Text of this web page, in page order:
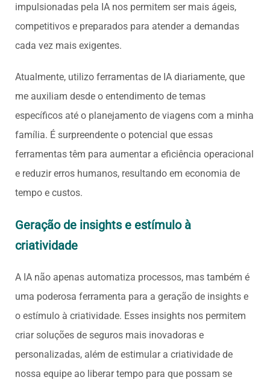
impulsionadas pela IA nos permitem ser mais ágeis,
competitivos e preparados para atender a demandas
cada vez mais exigentes.
Atualmente, utilizo ferramentas de IA diariamente, que
me auxiliam desde o entendimento de temas
específicos até o planejamento de viagens com a minha
família. É surpreendente o potencial que essas
ferramentas têm para aumentar a eficiência operacional
e reduzir erros humanos, resultando em economia de
tempo e custos.
Geração de insights e estímulo à
criatividade
A IA não apenas automatiza processos, mas também é
uma poderosa ferramenta para a geração de insights e
o estímulo à criatividade. Esses insights nos permitem
criar soluções de seguros mais inovadoras e
personalizadas, além de estimular a criatividade de
nossa equipe ao liberar tempo para que possam se